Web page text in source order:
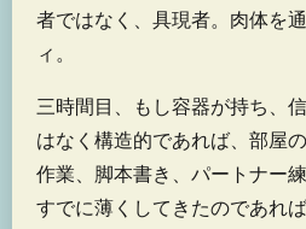
者ではなく、具現者。肉体を
ィ。
三時間目、もし容器が持ち、
はなく構造的であれば、部屋
作業、脚本書き、パートナー
すでに薄くしてきたのであれ